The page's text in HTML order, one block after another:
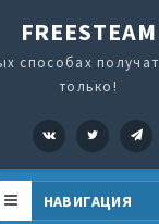
FREESTEAM
способах
только!
VK Twitter